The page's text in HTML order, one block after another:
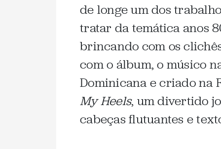
de longe um dos
tratar da temática anos
brincando com os
com o álbum, o músico
Dominicana e criado na
My Heels, um divertido
cabeças flutuantes e